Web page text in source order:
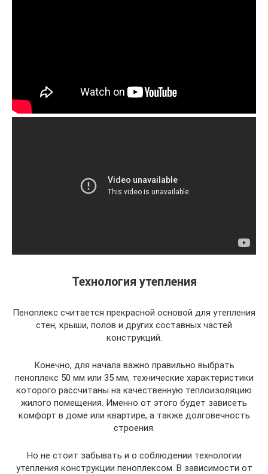
Технология утепления
Пеноплекс считается прекрасной основой для утепления
стен, крыши, полов и других составных частей
конструкций.
Конечно, для начала важно правильно выбрать
пеноплекс 50 мм или 35 мм, технические характеристики
которого рассчитаны на качественную теплоизоляцию
жилого помещения. Именно от этого будет зависеть
комфорт в доме или квартире, а также долговечность
строения.
Но не стоит забывать и о соблюдении технологии
утепления конструкции пеноплексом. В зависимости от